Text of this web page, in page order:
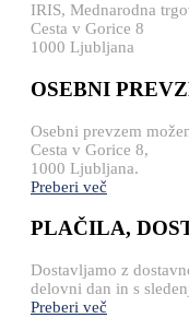
IRIS, Mednarodna
Cesta v Gorice 8
1000 Ljubljana
OSEBNI
Osebni prevzem
Cesta v Gorice 8,
1000 Ljubljana.
Preberi več
PLAČILA,
Dostavljamo z
delovni dan in s
Preberi več